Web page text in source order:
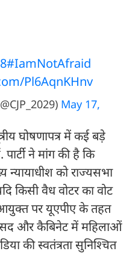
#IamNotAfraid
Pl6AqnKHnv
May 17,
घोषणापत्र में कई बड़े
ने मांग की है कि
न्यायाधीश को राज्यसभा
किसी वैध वोटर का वोट
पर यूएपीए के तहत
संसद और कैबिनेट में महिलाओं
की स्वतंत्रता सुनिश्चित